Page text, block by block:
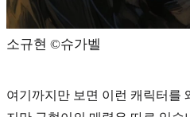
소규현 ©️슈가벨
여기까지만 보면 이런 캐릭터를